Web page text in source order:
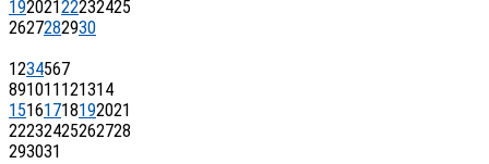
19202122232425
2627282930
1234567
891011 121314
15161718192021
22232425262728
293031